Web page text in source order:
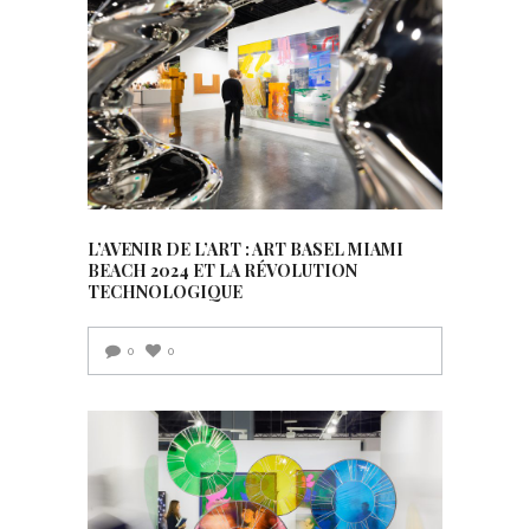
L’AVENIR DE L’ART : ART BASEL MIAMI
BEACH 2024 ET LA RÉVOLUTION
TECHNOLOGIQUE
0 0